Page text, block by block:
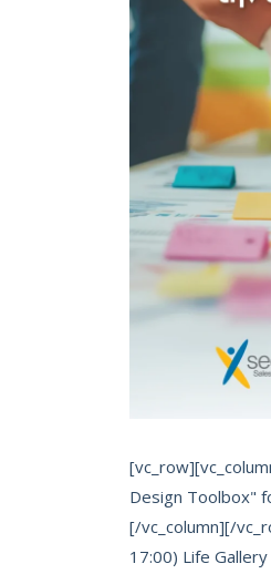
Design Toolbox"
[/vc_column][/
17:00) Life Gallery